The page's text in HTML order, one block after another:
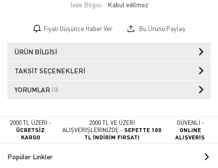
İade Bilgisi:
Fiyatı Düşünce Haber Ver Bu Ürünü Paylaş
ÜRÜN BILGISI
TAKSIT SEÇENEKLERI
YORUMLAR (0)
2000 TL ÜZERİ -
ÜCRETSİZ
KARGO
2000 TL VE ÜZERİ
ALIŞVERİŞLERİNİZDE -SEPETTE 100
TL İNDİRİM FIRSATI
GÜVENLİ -
ONLINE
ALIŞVERİŞ
Popüler Linkler